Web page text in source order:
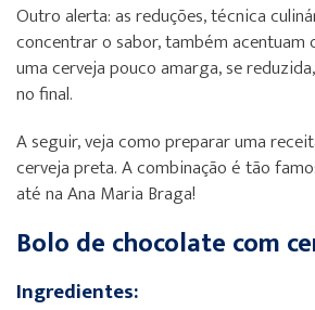
Outro alerta: as reduções, técnica
concentrar o sabor, também acentuam
uma cerveja pouco amarga, se
no final.
A seguir, veja como preparar uma
cerveja preta. A combinação é tão
até na Ana Maria Braga!
Bolo de chocolate com
Ingredientes: